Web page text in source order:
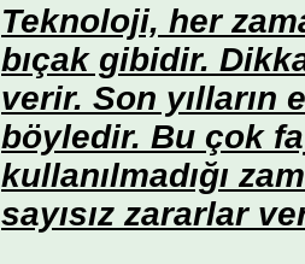
Teknoloji, her
bıçak gibidir.
verir. Son
böyledir. Bu çok
kullanılmadığı
sayısız zararlar